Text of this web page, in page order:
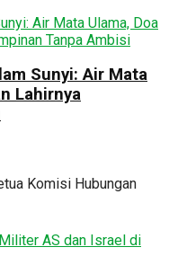
Sunyi: Air Mata
Lahirnya
Komisi Hubungan